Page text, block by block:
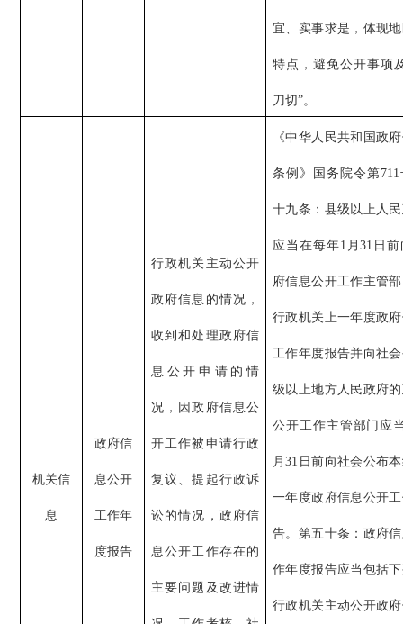
宜、实事求是，体现
特点，避免公开事项
刀切”。
机关信
息
政府信
息公开
工作年
度报告
行政机关主动公开
政府信息的情况，
收到和处理政府信
息公开申请的情
况，因政府信息公
开工作被申请行政
复议、提起行政诉
讼的情况，政府信
息公开工作存在的
主要问题及改进情
《中华人民共和国政
条例》国务院令第
十九条：县级以上人
应当在每年1月31日
府信息公开工作主管
行政机关上一年度政
工作年度报告并向社
级以上地方人民政府
公开工作主管部门应
月31日前向社会公布
一年度政府信息公开
告。第五十条：政府
作年度报告应当包括
行政机关主动公开政